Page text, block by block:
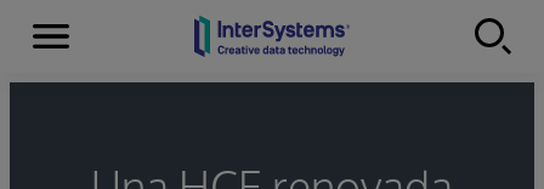
Skip to content
Secciones